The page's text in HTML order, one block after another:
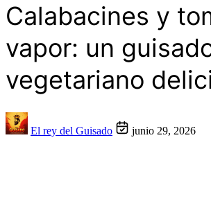
Calabacines y
vapor: un
vegetariano
El rey del Guisado junio 29, 2026